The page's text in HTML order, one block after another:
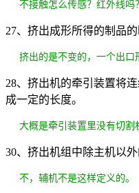
不接触怎么传感？红外线吗？
27、挤出成形所得的制品
挤出的是不变的，一个出口
28、挤出机的牵引装置将
成一定的长度。
大概是牵引装置里没有切割
30、挤出机组中除主机以
不，辅机不是这样定义的。